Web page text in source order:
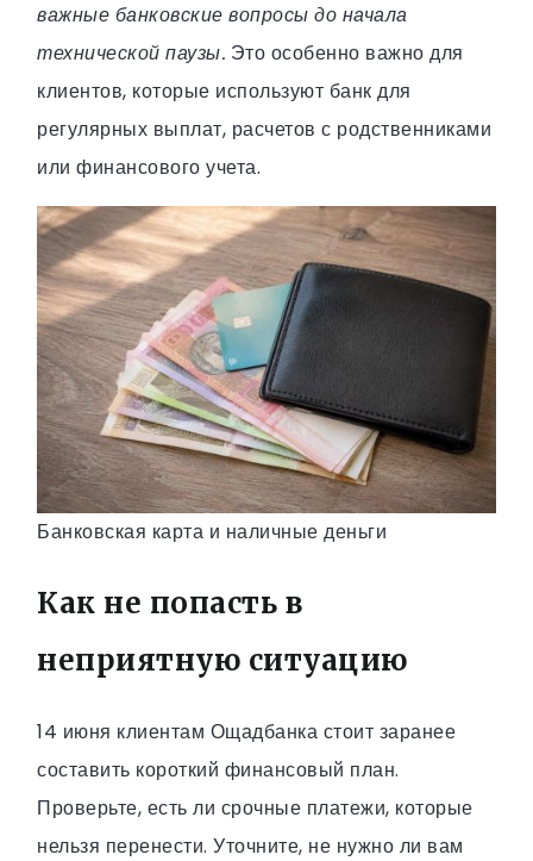
важные банковские вопросы до начала
технической паузы. Это особенно важно для
клиентов, которые используют банк для
регулярных выплат, расчетов с родственниками
или финансового учета.
Банковская карта и наличные деньги
Как не попасть в
неприятную ситуацию
14 июня клиентам Ощадбанка стоит заранее
составить короткий финансовый план.
Проверьте, есть ли срочные платежи, которые
нельзя перенести. Уточните, не нужно ли вам